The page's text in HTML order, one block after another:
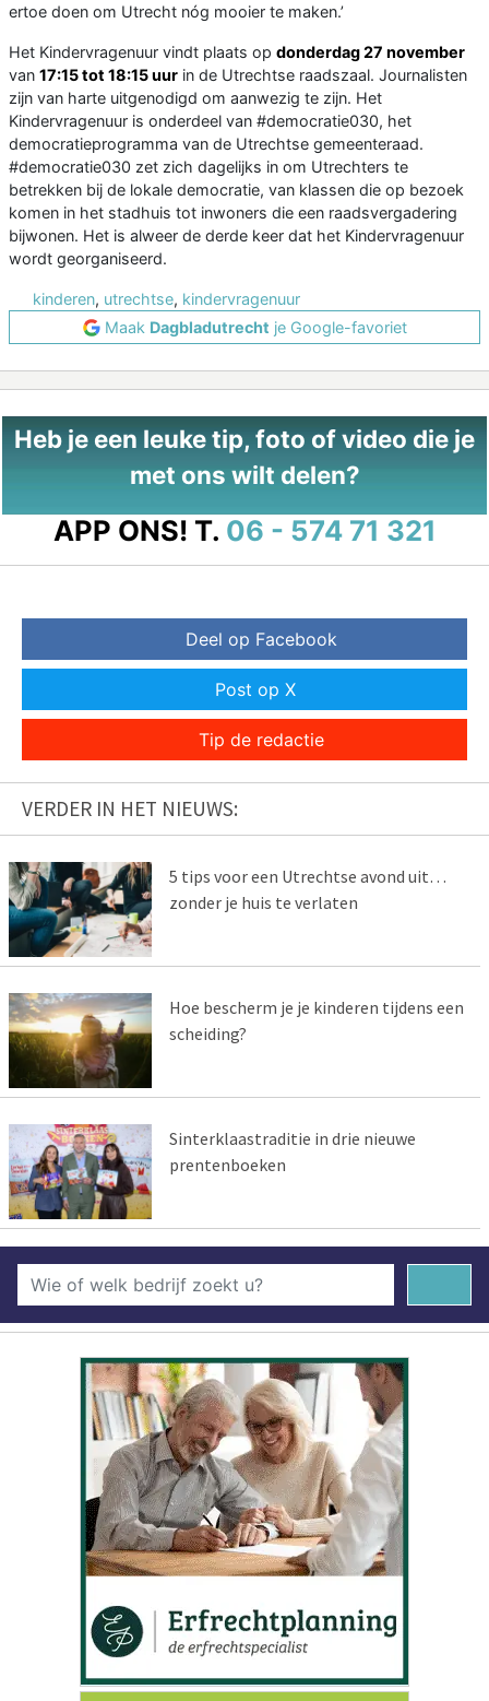
ertoe doen om Utrecht nóg mooier te maken.’
Het Kindervragenuur vindt plaats op donderdag 27 november
van 17:15 tot 18:15 uur in de Utrechtse raadszaal. Journalisten
zijn van harte uitgenodigd om aanwezig te zijn. Het
Kindervragenuur is onderdeel van #democratie030, het
democratieprogramma van de Utrechtse gemeenteraad.
#democratie030 zet zich dagelijks in om Utrechters te
betrekken bij de lokale democratie, van klassen die op bezoek
komen in het stadhuis tot inwoners die een raadsvergadering
bijwonen. Het is alweer de derde keer dat het Kindervragenuur
wordt georganiseerd.
kinderen, utrechtse, kindervragenuur
Maak Dagbladutrecht je Google-favoriet
Heb je een leuke tip, foto of video die je
met ons wilt delen?
APP ONS! T. 06 - 574 71 321
Deel op Facebook
Post op X
Tip de redactie
VERDER IN HET NIEUWS:
5 tips voor een Utrechtse avond uit…
zonder je huis te verlaten
Hoe bescherm je je kinderen tijdens een
scheiding?
Sinterklaastraditie in drie nieuwe
prentenboeken